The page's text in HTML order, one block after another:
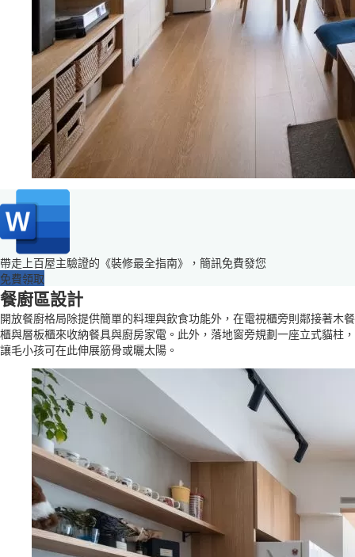
帶走上百屋主驗證的《裝修最全指南》，簡訊免費發您
免費領取
餐廚區設計
開放餐廚格局除提供簡單的料理與飲食功能外，在電視櫃旁則鄰接著木餐
櫃與層板櫃來收納餐具與廚房家電。此外，落地窗旁規劃一座立式貓柱，
讓毛小孩可在此伸展筋骨或曬太陽。